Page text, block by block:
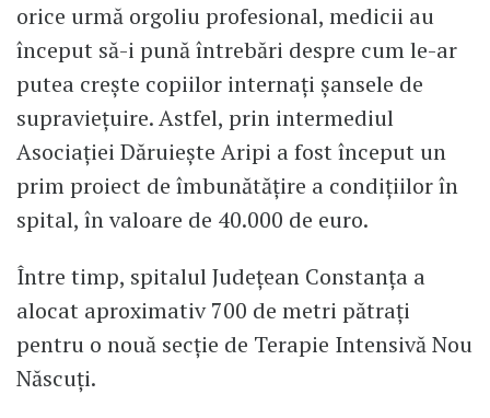
orice urmă orgoliu profesional, medicii au
început să-i pună întrebări despre cum le-ar
putea crește copiilor internați șansele de
supraviețuire. Astfel, prin intermediul
Asociației Dăruiește Aripi a fost început un
prim proiect de îmbunătățire a condițiilor în
spital, în valoare de 40.000 de euro.
Între timp, spitalul Județean Constanța a
alocat aproximativ 700 de metri pătrați
pentru o nouă secție de Terapie Intensivă Nou
Născuți.